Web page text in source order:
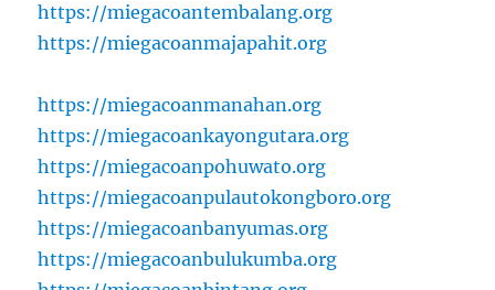
https://miegacoantembalang.org
https://miegacoanmajapahit.org
https://miegacoanmanahan.org
https://miegacoankayongutara.org
https://miegacoanpohuwato.org
https://miegacoanpulautokongboro.org
https://miegacoanbanyumas.org
https://miegacoanbulukumba.org